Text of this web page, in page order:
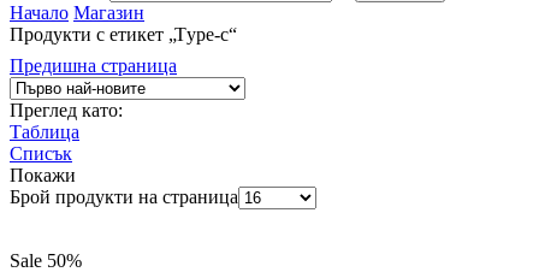
Начало Магазин
Продукти с етикет „Тype-c“
Предишна страница
Преглед като:
Таблица
Списък
Покажи
Брой продукти на страница
Sale 50%